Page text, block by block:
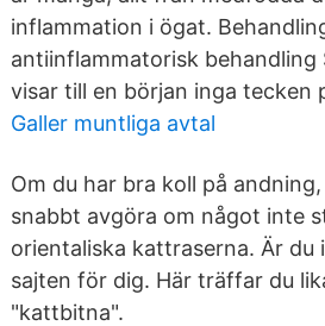
inflammation i ögat.
antiinflammatorisk behandling
visar till en början inga tecken
Galler muntliga avtal
Om du har bra koll på
snabbt avgöra om något inte
orientaliska kattraserna. Är du
sajten för dig. Här träffar du
"kattbitna".